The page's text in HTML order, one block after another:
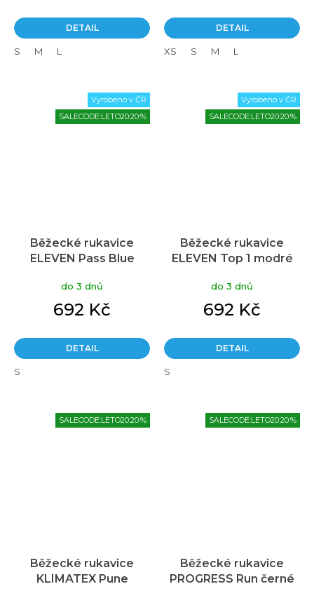
DETAIL
S M L
DETAIL
XS S M L
Vyrobeno v ČR
SALECODE:LETO20:20:%
Běžecké rukavice
ELEVEN Pass Blue
do 3 dnů
692 Kč
DETAIL
S
Vyrobeno v ČR
SALECODE:LETO20:20:%
Běžecké rukavice
ELEVEN Top 1 modré
do 3 dnů
692 Kč
DETAIL
S
SALECODE:LETO20:20:%
Běžecké rukavice
KLIMATEX Pune
SALECODE:LETO20:20:%
Běžecké rukavice
PROGRESS Run černé